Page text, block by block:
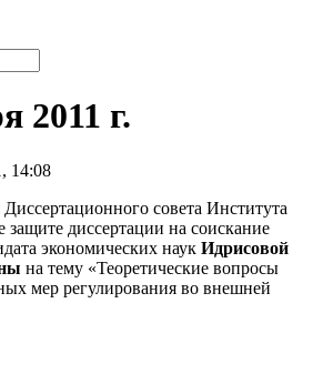
2011 г.
14:08
Диссертационного совета Института
защите диссертации на соискание
экономических наук Идрисовой
на тему «Теоретические вопросы
мер регулирования во внешней